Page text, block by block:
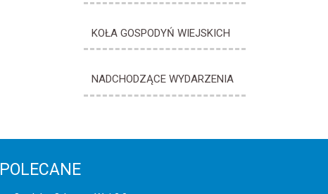
KOŁA GOSPODYŃ WIEJSKICH
NADCHODZĄCE WYDARZENIA
POLECANE